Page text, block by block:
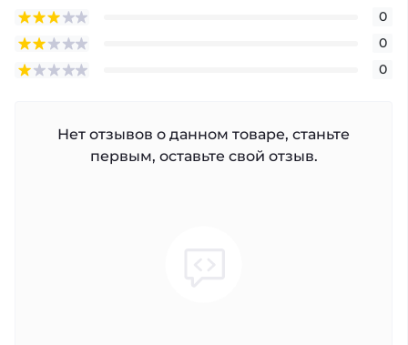
0
0
0
Нет отзывов о данном товаре, станьте
первым, оставьте свой отзыв.